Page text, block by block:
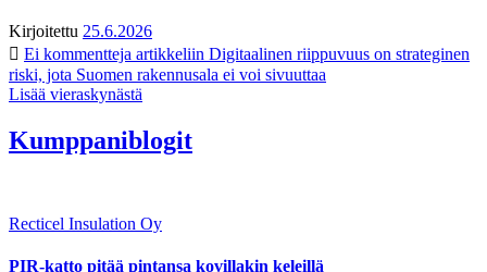
Kirjoitettu 25.6.2026
Ei kommentteja artikkeliin Digitaalinen riippuvuus on strateginen
riski, jota Suomen rakennusala ei voi sivuuttaa
Lisää vieraskynästä
Kumppaniblogit
Recticel Insulation Oy
PIR-katto pitää pintansa kovillakin keleillä